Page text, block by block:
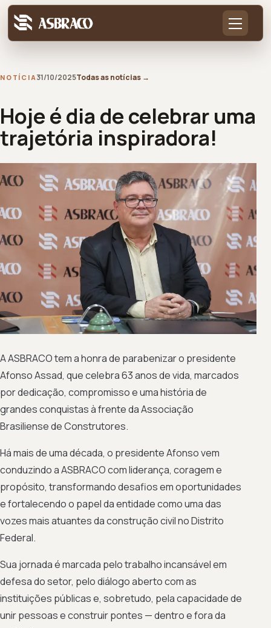
NOTÍCIA31/10/2025Todas as notícias →
Hoje é dia de celebrar uma
trajetória inspiradora!
A ASBRACO tem a honra de parabenizar o presidente
Afonso Assad, que celebra 63 anos de vida, marcados
por dedicação, compromisso e uma história de
grandes conquistas à frente da Associação
Brasiliense de Construtores.
Há mais de uma década, o presidente Afonso vem
conduzindo a ASBRACO com liderança, coragem e
propósito, transformando desafios em oportunidades
e fortalecendo o papel da entidade como uma das
vozes mais atuantes da construção civil no Distrito
Federal.
Sua jornada é marcada pelo trabalho incansável em
defesa do setor, pelo diálogo aberto com as
instituições públicas e, sobretudo, pela capacidade de
unir pessoas e construir pontes — dentro e fora da